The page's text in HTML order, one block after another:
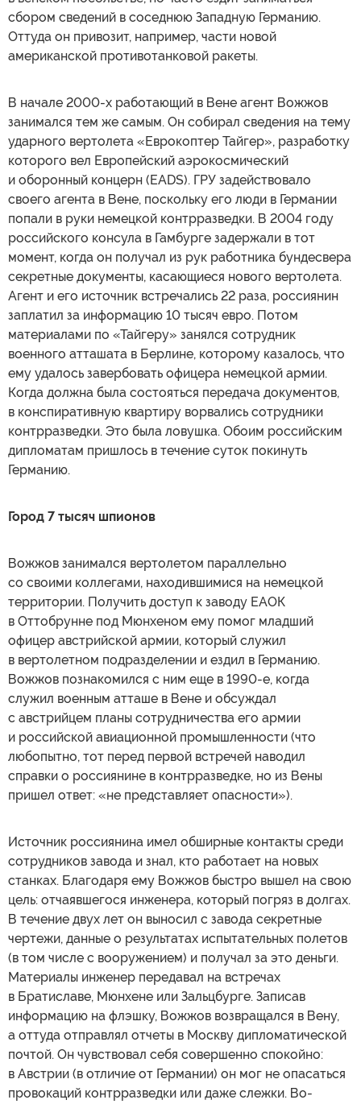
сбором сведений в соседнюю Западную Германию.
Оттуда он привозит, например, части новой
американской противотанковой ракеты.
В начале 2000-х работающий в Вене агент Вожжов
занимался тем же самым. Он собирал сведения на тему
ударного вертолета «Еврокоптер Тайгер», разработку
которого вел Европейский аэрокосмический
и оборонный концерн (EADS). ГРУ задействовало
своего агента в Вене, поскольку его люди в Германии
попали в руки немецкой контрразведки. В 2004 году
российского консула в Гамбурге задержали в тот
момент, когда он получал из рук работника бундесвера
секретные документы, касающиеся нового вертолета.
Агент и его источник встречались 22 раза, россиянин
заплатил за информацию 10 тысяч евро. Потом
материалами по «Тайгеру» занялся сотрудник
военного атташата в Берлине, которому казалось, что
ему удалось завербовать офицера немецкой армии.
Когда должна была состояться передача документов,
в конспиративную квартиру ворвались сотрудники
контрразведки. Это была ловушка. Обоим российским
дипломатам пришлось в течение суток покинуть
Германию.
Город 7 тысяч шпионов
Вожжов занимался вертолетом параллельно
со своими коллегами, находившимися на немецкой
территории. Получить доступ к заводу ЕАОК
в Оттобрунне под Мюнхеном ему помог младший
офицер австрийской армии, который служил
в вертолетном подразделении и ездил в Германию.
Вожжов познакомился с ним еще в 1990-е, когда
служил военным атташе в Вене и обсуждал
с австрийцем планы сотрудничества его армии
и российской авиационной промышленности (что
любопытно, тот перед первой встречей наводил
справки о россиянине в контрразведке, но из Вены
пришел ответ: «не представляет опасности»).
Источник россиянина имел обширные контакты среди
сотрудников завода и знал, кто работает на новых
станках. Благодаря ему Вожжов быстро вышел на свою
цель: отчаявшегося инженера, который погряз в долгах.
В течение двух лет он выносил с завода секретные
чертежи, данные о результатах испытательных полетов
(в том числе с вооружением) и получал за это деньги.
Материалы инженер передавал на встречах
в Братиславе, Мюнхене или Зальцбурге. Записав
информацию на флэшку, Вожжов возвращался в Вену,
а оттуда отправлял отчеты в Москву дипломатической
почтой. Он чувствовал себя совершенно спокойно:
в Австрии (в отличие от Германии) он мог не опасаться
провокаций контрразведки или даже слежки. Во-